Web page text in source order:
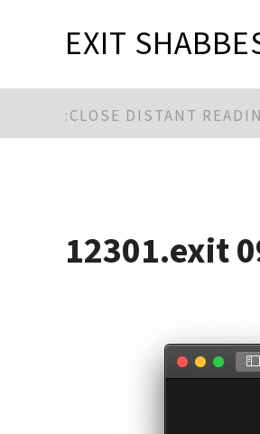
EXIT
:CLOSE DISTANT
12301.exit